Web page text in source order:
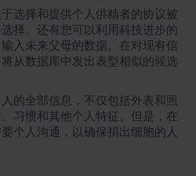
选择和提供个人供精者的协议被
择。还有您可以利用科技进步的
入未来父母的数据。在对现有信
从数据库中发出表型相似的候选
的全部信息，不仅包括外表和照
习惯和其他个人特征。但是，在
个人沟通，以确保捐出细胞的人